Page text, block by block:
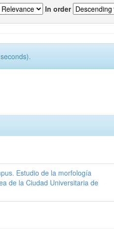
In order
Estudio de la morfología
de la Ciudad Universitaria de